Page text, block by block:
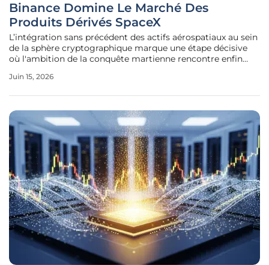
Binance Domine Le Marché Des
Produits Dérivés SpaceX
L’intégration sans précédent des actifs aérospatiaux au sein
de la sphère cryptographique marque une étape décisive
où l'ambition de la conquête martienne rencontre enfin
modernes pour redéfinir durablement les flux de capitaux
Juin 15, 2026